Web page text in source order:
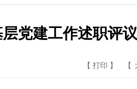
党建工作述职评
【 打印 】 【